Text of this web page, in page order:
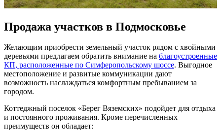
Продажа участков в Подмосковье
Желающим приобрести земельный участок рядом с хвойными
деревьями предлагаем обратить внимание на благоустроенные
КП, расположенные по Симферопольскому шоссе. Выгодное
местоположение и развитые коммуникации дают
возможность наслаждаться комфортным пребыванием за
городом.
Коттеджный поселок «Берег Вяземских» подойдет для отдыха
и постоянного проживания. Кроме перечисленных
преимуществ он обладает: